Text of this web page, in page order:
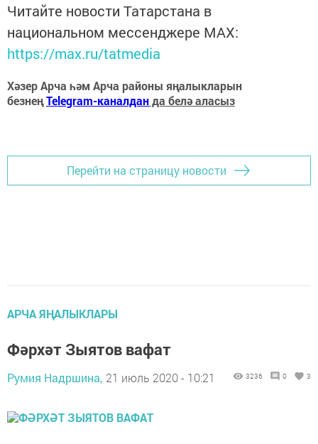
Читайте новости Татарстана в
национальном мессенджере MАХ:
https://max.ru/tatmedia
Хәзер Арча һәм Арча районы яңалыкларын
безнеңTelegram-каналданда белә аласыз
Перейти на страницу новости
АРЧА ЯҢАЛЫКЛАРЫ
Фәрхәт Зыятов вафат
Румия Надршина, 21 июль 2020 - 10:21 3236 0 3